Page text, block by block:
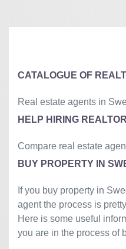
CATALOGUE OF
Real estate agents in
HELP HIRING REALTOR
Compare real estate
BUY PROPERTY IN
If you buy property in
agent the process is
Here is some useful
you are in the process of